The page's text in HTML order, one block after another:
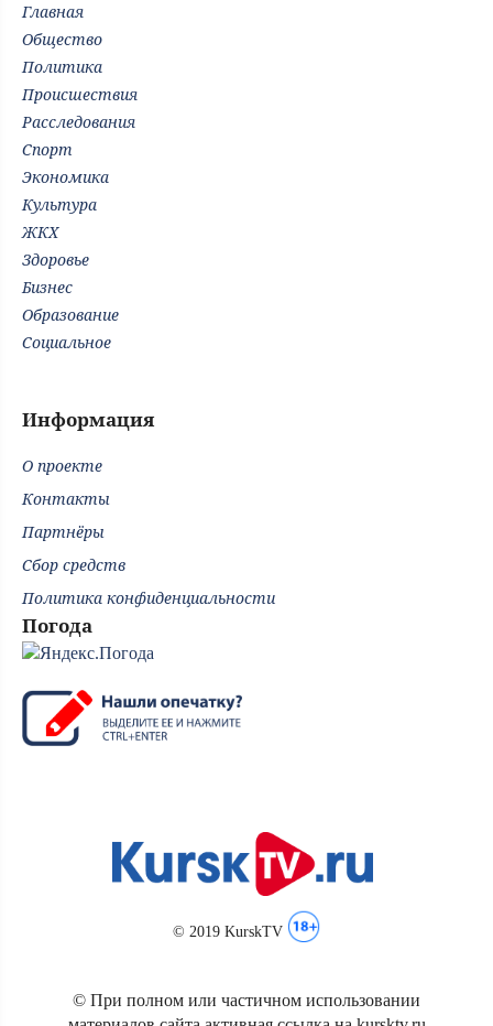
Главная
Общество
Политика
Происшествия
Расследования
Спорт
Экономика
Культура
ЖКХ
Здоровье
Бизнес
Образование
Социальное
Информация
О проекте
Контакты
Партнёры
Сбор средств
Политика конфиденциальности
Погода
© 2019 KurskTV
© При полном или частичном использовании